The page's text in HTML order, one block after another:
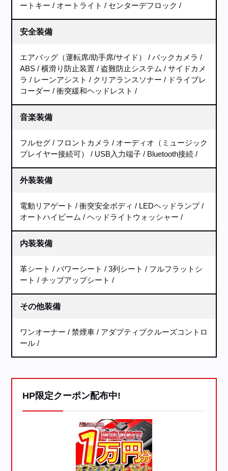
ートキー
オートライト センターデフロック
安全装備
エアバッグ（運転席/助手席/サイド）
バックカメラ
ABS
横滑り防止装置 盗難防止システム
サイドカメ
ラ
レーンアシスト クリアランスソナー
ドライブレ
コーダー
衝突緩和ヘッドレスト
音楽装備
フルセグ フロントカメラ
オーディオ（ミュージック
プレイヤー接続可）
USB入力端子 Bluetooth接続
外装装備
電動リアゲート 衝突安全ボディ
LEDヘッドランプ
オートハイビーム
ヘッドライトウォッシャー
内装装備
革シート パワーシート 3列シート
フルフラットシ
ート
チップアップシート
その他装備
ワンオーナー 禁煙車
アダプティブクルーズコントロ
ール
HP限定クーポン配布中!